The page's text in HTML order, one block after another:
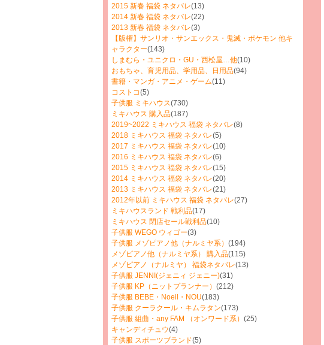
2015 新春 福袋 ネタバレ(13)
2014 新春 福袋 ネタバレ(22)
2013 新春 福袋 ネタバレ(3)
【版権】サンリオ・サンエックス・鬼滅・ポケモン 他キ
ャラクター(143)
しまむら・ユニクロ・GU・西松屋…他(10)
おもちゃ、育児用品、学用品、日用品(94)
書籍・マンガ・アニメ・ゲーム(11)
コストコ(5)
子供服 ミキハウス(730)
ミキハウス 購入品(187)
2019~2022 ミキハウス 福袋 ネタバレ(8)
2018 ミキハウス 福袋 ネタバレ(5)
2017 ミキハウス 福袋 ネタバレ(10)
2016 ミキハウス 福袋 ネタバレ(6)
2015 ミキハウス 福袋 ネタバレ(15)
2014 ミキハウス 福袋 ネタバレ(20)
2013 ミキハウス 福袋 ネタバレ(21)
2012年以前 ミキハウス 福袋 ネタバレ(27)
ミキハウスランド 戦利品(17)
ミキハウス 閉店セール戦利品(10)
子供服 WEGO ウィゴー(3)
子供服 メゾピアノ他（ナルミヤ系） (194)
メゾピアノ他（ナルミヤ系） 購入品(115)
メゾピアノ（ナルミヤ） 福袋ネタバレ(13)
子供服 JENNI(ジェニィ ジェニー)(31)
子供服 KP（ニットプランナー） (212)
子供服 BEBE・Noeil・NOU(183)
子供服 クーラクール・キムラタン(173)
子供服 組曲・any FAM （オンワード系） (25)
キャンディチュウ(4)
子供服 スポーツブランド(5)